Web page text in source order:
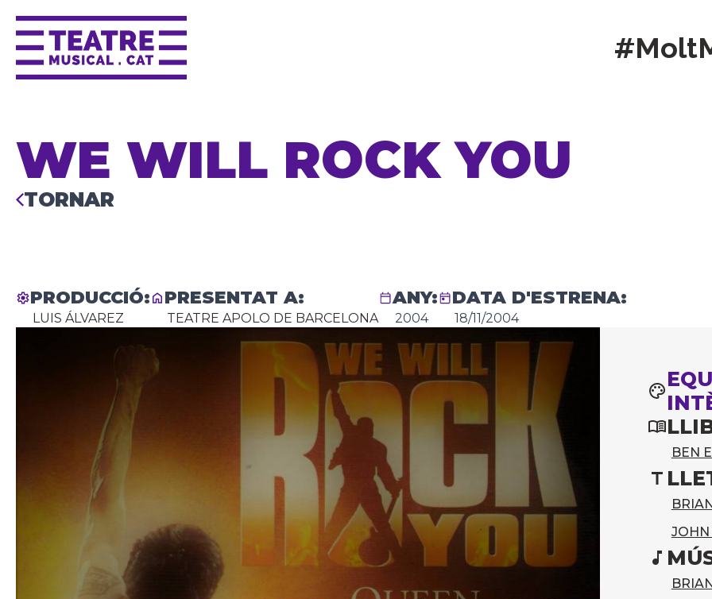
WE WILL ROCK YOU
TORNAR
PRODUCCIÓ:
LUIS ÁLVAREZ
PRESENTAT A:
TEATRE APOLO DE BARCELONA
ANY:
2004
DATA D'ESTRENA:
18/11/2004
BEN